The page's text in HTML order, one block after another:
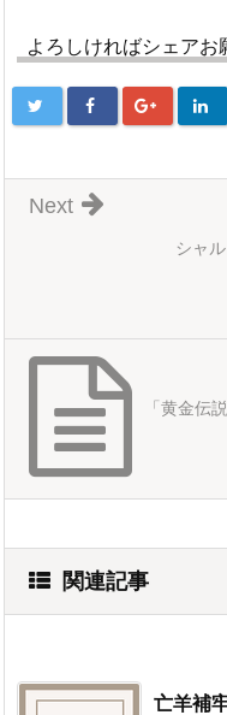
よろしければシェアお
シャ
Next
「黄金伝
関連記事
亡羊補